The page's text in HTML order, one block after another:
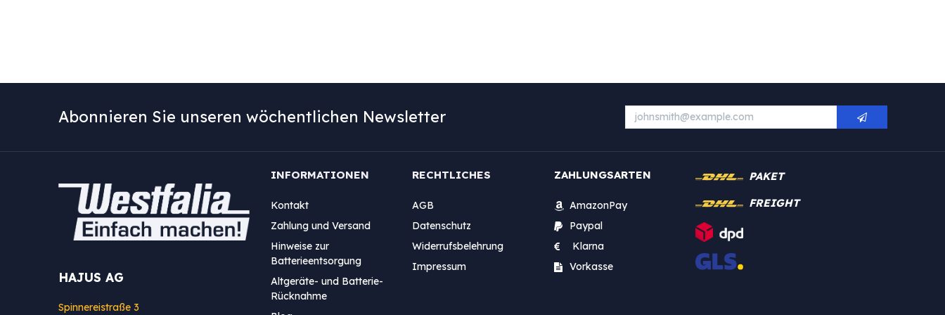
Abonnieren Sie unseren wöchentlichen Newsletter
HAJUS AG
Spinnereistraße 3
INFORMATIONEN
Kontakt
Zahlung und Versand
Hinweise zur
Batterieentsorgung
Altgeräte- und Batterie-
Rücknahme
RECHTLICHES
AGB
Datenschutz
Widerrufsbelehrung
Impressum
ZAHLUNGSARTEN
AmazonPay
Paypal
Klarna
Vorkasse
PAKET
FREIGHT